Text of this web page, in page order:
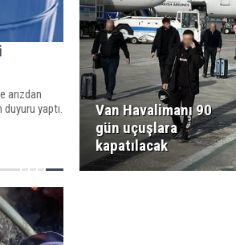
arızdan
yaptı.
Van Havalimanı 90
gün uçuşlara
kapatılacak